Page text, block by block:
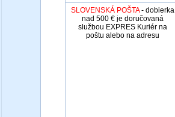
SLOVENSKÁ POŠTA- dobierka
nad 500 € je doručovaná
službou EXPRES Kuriér na
poštu alebo na adresu